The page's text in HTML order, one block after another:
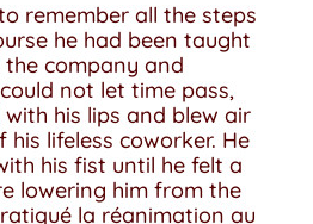
remember all the steps
he had been taught
company and
not let time pass,
his lips and blew air
lifeless coworker. He
his fist until he felt a
lowering him from the
la réanimation au